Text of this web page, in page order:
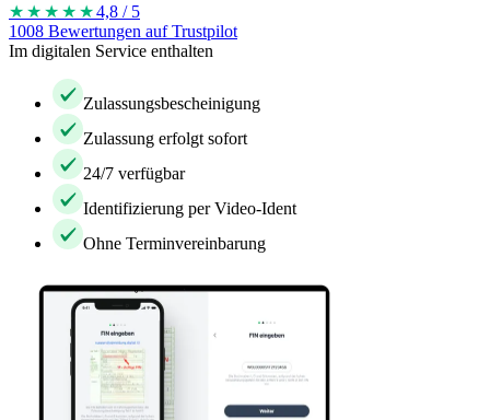
★★★★ ★4,8 / 5
1008 Bewertungen auf Trustpilot
Im digitalen Service enthalten
Zulassungsbescheinigung
Zulassung erfolgt sofort
24/7 verfügbar
Identifizierung per Video-Ident
Ohne Terminvereinbarung